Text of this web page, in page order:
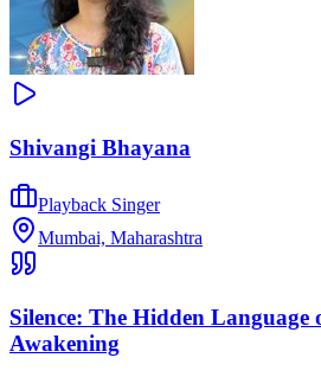
Shivangi Bhayana
Playback Singer
Mumbai, Maharashtra
Silence: The Hidden Language
Awakening